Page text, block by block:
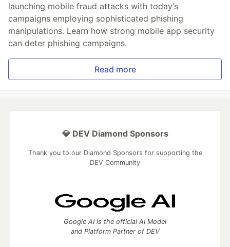
launching mobile fraud attacks with today’s
campaigns employing sophisticated phishing
manipulations. Learn how strong mobile app security
can deter phishing campaigns.
Read more
💎 DEV Diamond Sponsors
Thank you to our Diamond Sponsors for supporting the
DEV Community
Google AI is the official AI Model
and Platform Partner of DEV